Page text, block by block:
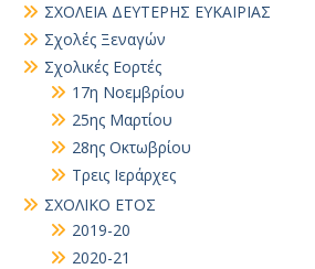
ΣΧΟΛΕΙΑ ΔΕΥΤΕΡΗΣ ΕΥΚΑΙΡΙΑΣ
Σχολές Ξεναγών
Σχολικές Εορτές
17η Νοεμβρίου
25ης Μαρτίου
28ης Οκτωβρίου
Τρεις Ιεράρχες
ΣΧΟΛΙΚΟ ΕΤΟΣ
2019-20
2020-21